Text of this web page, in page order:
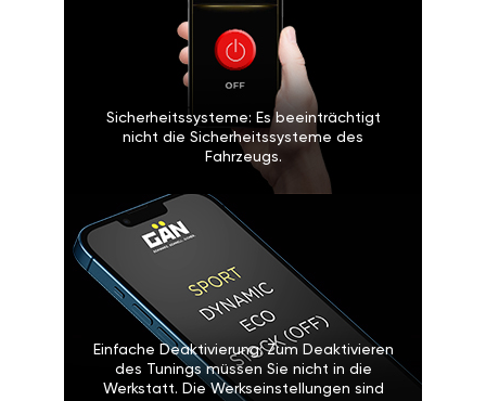
Sicherheitssysteme: Es beeinträchtigt
nicht die Sicherheitssysteme des
Fahrzeugs.
Einfache Deaktivierung: Zum Deaktivieren
des Tunings müssen Sie nicht in die
Werkstatt. Die Werkseinstellungen sind